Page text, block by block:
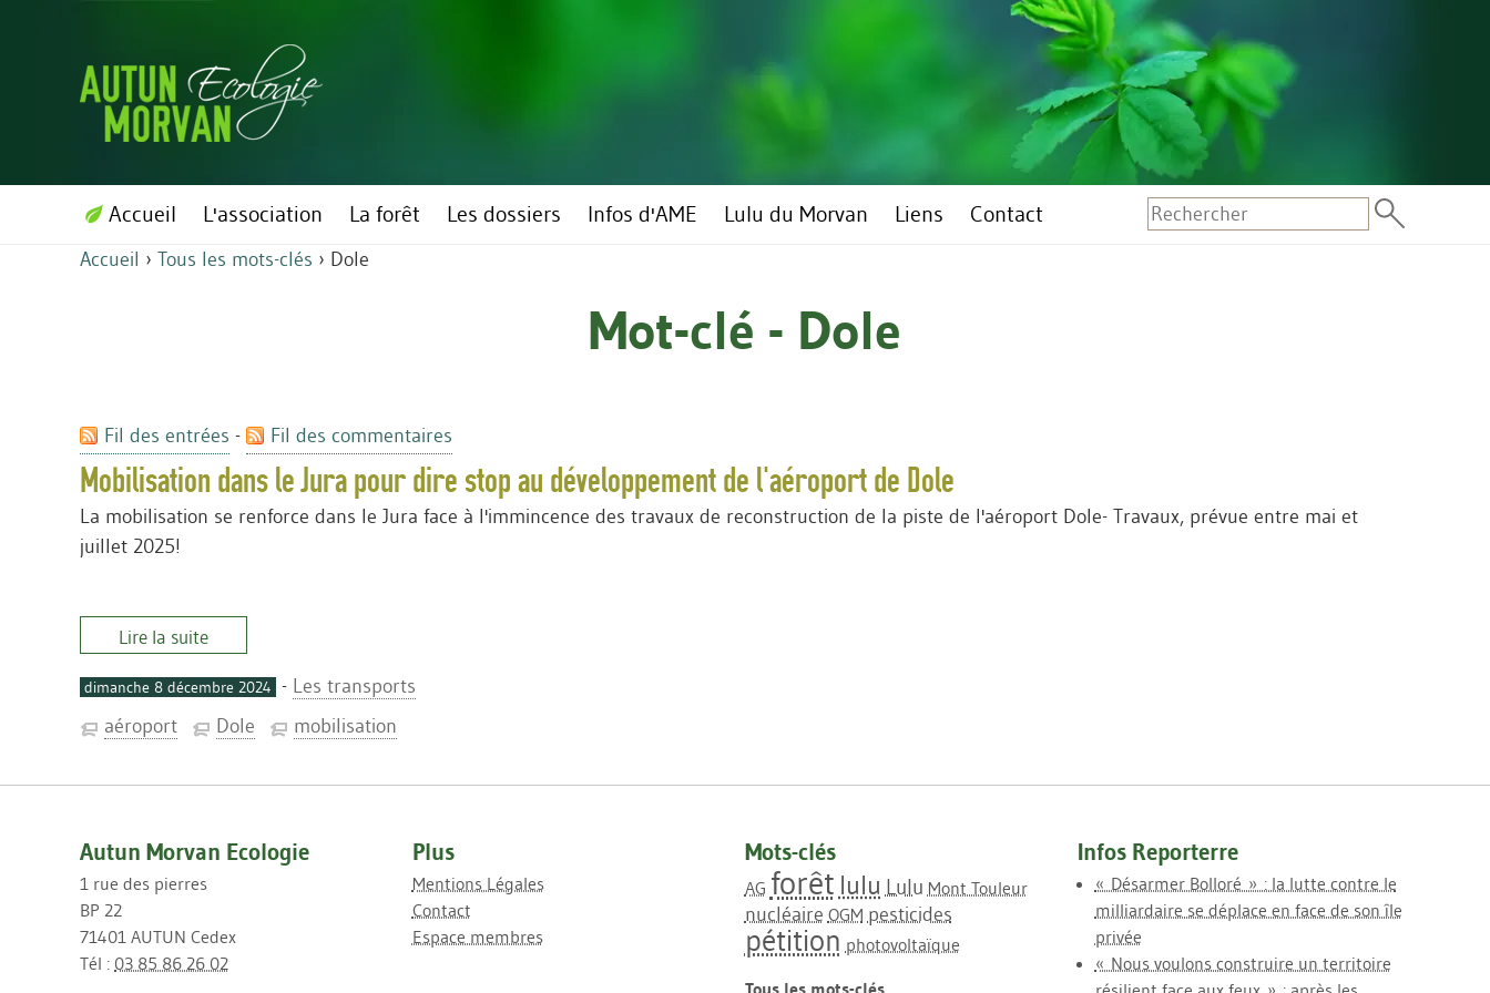
Accueil L'association La forêt Les dossiers Infos d'AME Lulu du Morvan Liens Contact
Accueil › Tous les mots-clés › Dole
Mot-clé - Dole
Fil des entrées - Fil des commentaires
Mobilisation dans le Jura pour dire stop au développement de l'aéroport de Dole
La mobilisation se renforce dans le Jura face à l'immincence des travaux de reconstruction de la piste de l'aéroport Dole- Travaux, prévue entre mai et
juillet 2025!
Lire la suite
dimanche 8 décembre 2024 - Les transports
aéroport
Dole mobilisation
Autun Morvan Ecologie
1 rue des pierres
BP 22
71401 AUTUN Cedex
Tél : 03 85 86 26 02
Plus
Mentions Légales
Contact
Espace membres
Mots-clés
AG forêt lulu Lulu Mont Touleur
nucléaire OGM pesticides
pétition photovoltaïque
Tous les mots-clés
Infos Reporterre
« Désarmer Bolloré » : la lutte contre le
milliardaire se déplace en face de son île
privée
« Nous voulons construire un territoire